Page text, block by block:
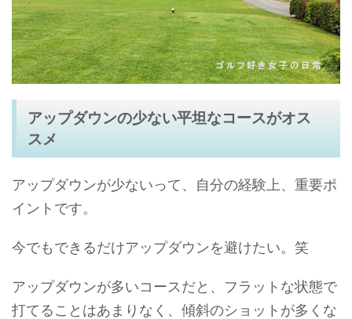
アップダウンの少ない平坦なコースがオス
スメ
アップダウンが少ないって、自分の経験上、重要ポ
イントです。
今でもできるだけアップダウンを避けたい。笑
アップダウンが多いコースだと、フラットな状態で
打てることはあまりなく、傾斜のショットが多くな